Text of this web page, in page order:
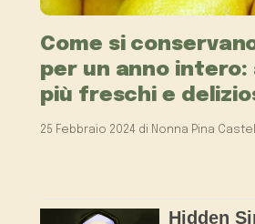
Come si
per un anno intero:
più freschi e
25 Febbraio 2024 di Nonna Pina